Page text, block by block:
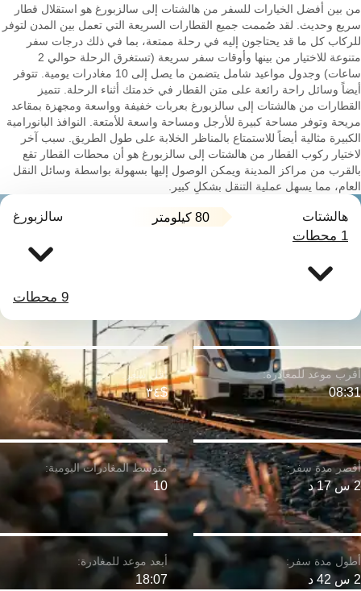
من بين أفضل الخيارات للسفر من هالشتات إلى سالزبورغ هو استقلال قطار
سريع وحديث. لقد صُممت جميع القطارات السريعة التي تعمل بين المدن لتوفر
للركاب كل ما قد يحتاجون إليه في رحلة ممتعة، بما في ذلك درجات سفر
متنوعة للاختيار من بينها وأوقات سفر سريعة (تستغرق الرحلة حوالي 2
ساعات) وجدول مواعيد شامل يتضمن ما يصل إلى 10 مغادرات يومية. تتوفر
أيضاً وسائل راحة رائعة على متن القطار في خدمتك أثناء الرحلة. تتميز
القطارات من هالشتات إلى سالزبورغ بعربات خفيفة وواسعة ومجهزة بمقاعد
مريحة وتوفر مساحة كبيرة للأرجل ومساحة واسعة للأمتعة. النوافذ البانورامية
الكبيرة مثالية أيضاً للاستمتاع بالمناظر الخلابة على طول الطريق. سبب آخر
لاختيار ركوب القطار من هالشتات إلى سالزبورغ هو أن محطات القطار تقع
بالقرب من مراكز المدينة ويمكن الوصول إليها بسهولة بواسطة وسائل النقل
العام، مما يسهل عملية التنقل بشكلٍ كبير.
هالشتات 80 كيلومتر سالزبورغ
1 محطات
9 محطات
2 س 17 د
08:31
2 س 42 د
$٣٤
10
18:07